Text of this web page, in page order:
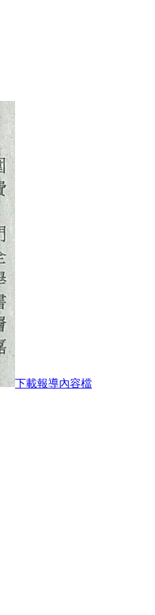
下載報導內容檔